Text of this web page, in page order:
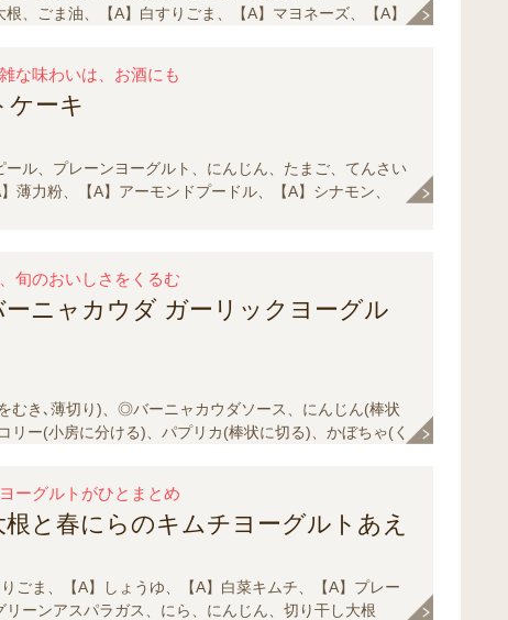
、ごま油、【A】白すりごま、【A】マヨネーズ、【A】
な味わいは、お酒にも
ケーキ
ール、プレーンヨーグルト、にんじん、たまご、てんさい
薄力粉、【A】アーモンドプードル、【A】シナモン、
旬のおいしさをくるむ
ーニャカウダ ガーリックヨーグル
むき､薄切り)、◎バーニャカウダソース、にんじん(棒状
リー(小房に分ける)、パプリカ(棒状に切る)、かぼちゃ(く
ーグルトがひとまとめ
と春にらのキムチヨーグルトあえ
ごま、【A】しょうゆ、【A】白菜キムチ、【A】プレー
リーンアスパラガス、にら、にんじん、切り干し大根